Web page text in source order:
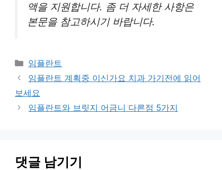
액을 지원합니다. 좀 더 자세한 사항은
본문을 참고하시기 바랍니다.
카
테
리
임플란트
임플란트 계획중 이신가요 치과 가기전에 읽어
보세요
임플란트와 브릿지 어금니 다른점 5가지
댓글 남기기